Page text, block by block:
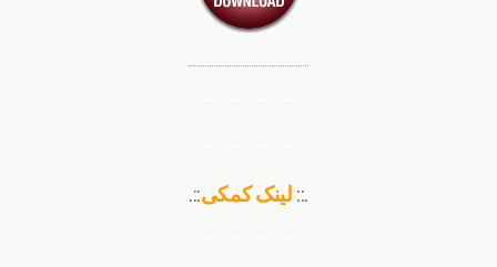
.:: لینک کمکی::.